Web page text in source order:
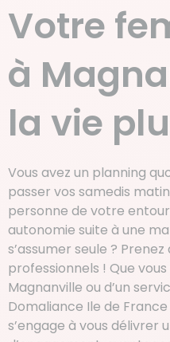
Votre
à
la vie
Vous avez un planning
passer vos samedis
personne de votre
autonomie suite à une
s’assumer seule ?
professionnels ! Que
Magnanville ou d’un
Domaliance Ile de
s’engage à vous délivrer